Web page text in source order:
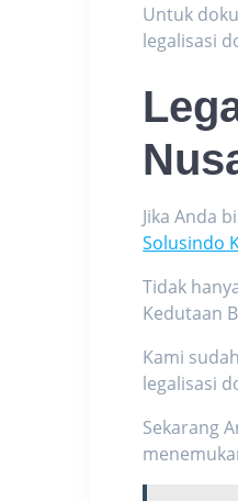
Untuk
legalisasi
Jika Anda
Solusindo
Tidak
Kedutaan
Kami
legalisasi
Sekarang